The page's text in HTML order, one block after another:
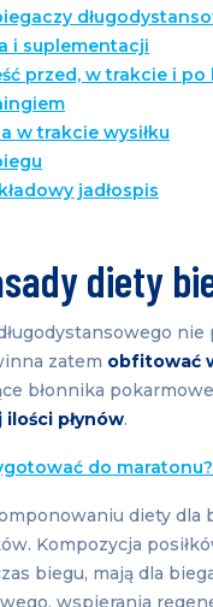
i suplementacji
przed, w trakcie i po
w trakcie wysiłku
jadłospis
diety
zatem obfitować
błonnika
płynów.
do
diety dla
Kompozycja
biegu, mają dla
wspierania